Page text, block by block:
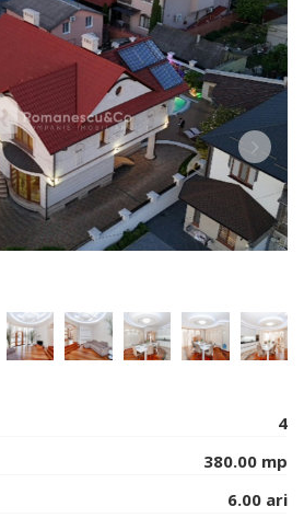
4
380.00 mp
6.00 ari